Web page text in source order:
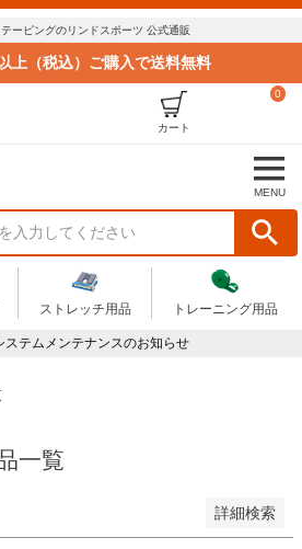
ーピングのリンドスポーツ 公式通販
上（税込）ご購入で送料無料
0
カート
MENU
ストレッチ用品 トレーニング用品
ステムメンテナンスのお知らせ
一覧
詳細検索
検索